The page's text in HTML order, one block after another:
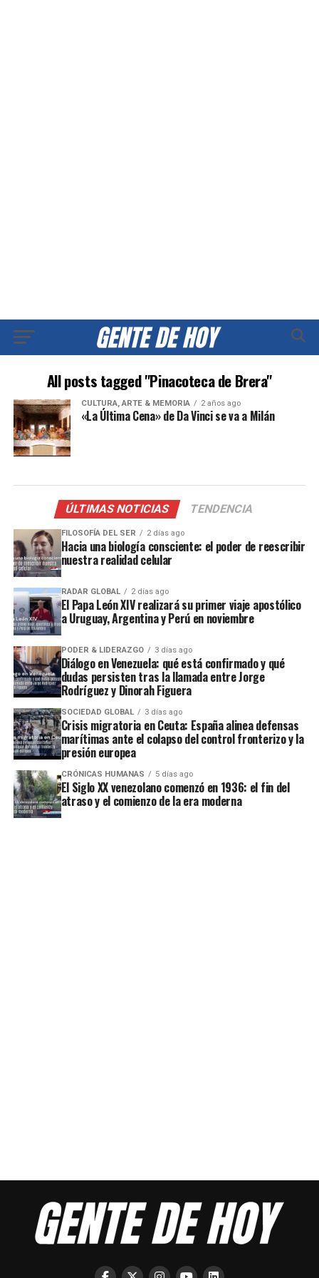
All posts tagged "Pinacoteca de Brera"
CULTURA, ARTE & MEMORIA 2 años ago
«La Última Cena» de Da Vinci se va a Milán
ÚLTIMAS NOTICIAS TENDENCIA
FILOSOFÍA DEL SER 2 días ago
Hacia una biología consciente: el poder de reescribir
nuestra realidad celular
RADAR GLOBAL 2 días ago
El Papa León XIV realizará su primer viaje apostólico
a Uruguay, Argentina y Perú en noviembre
PODER & LIDERAZGO 3 días ago
Diálogo en Venezuela: qué está confirmado y qué
dudas persisten tras la llamada entre Jorge
Rodríguez y Dinorah Figuera
SOCIEDAD GLOBAL 3 días ago
Crisis migratoria en Ceuta: España alinea defensas
marítimas ante el colapso del control fronterizo y la
presión europea
CRÓNICAS HUMANAS 5 días ago
El Siglo XX venezolano comenzó en 1936: el fin del
atraso y el comienzo de la era moderna